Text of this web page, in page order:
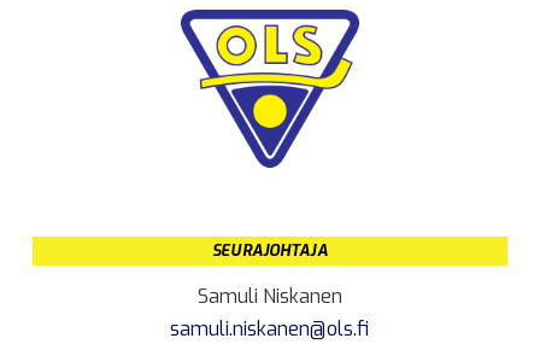
SEURAJOHTAJA
Samuli Niskanen
samuli.niskanen@ols.fi